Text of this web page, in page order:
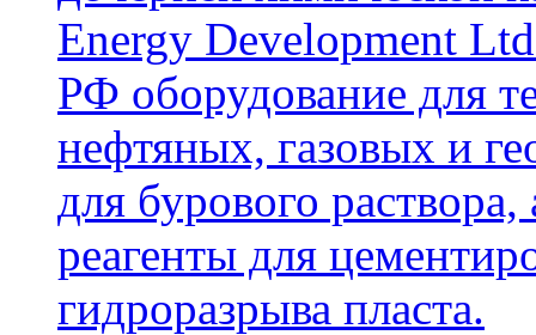
Energy Development
РФ оборудование для
нефтяных, газовых и
для бурового
реагенты для
гидроразрыва пласта.